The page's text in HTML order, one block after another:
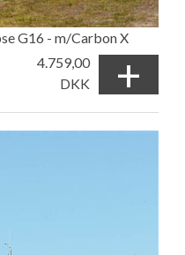
G16 - m/Carbon X
4.759,00
DKK
+